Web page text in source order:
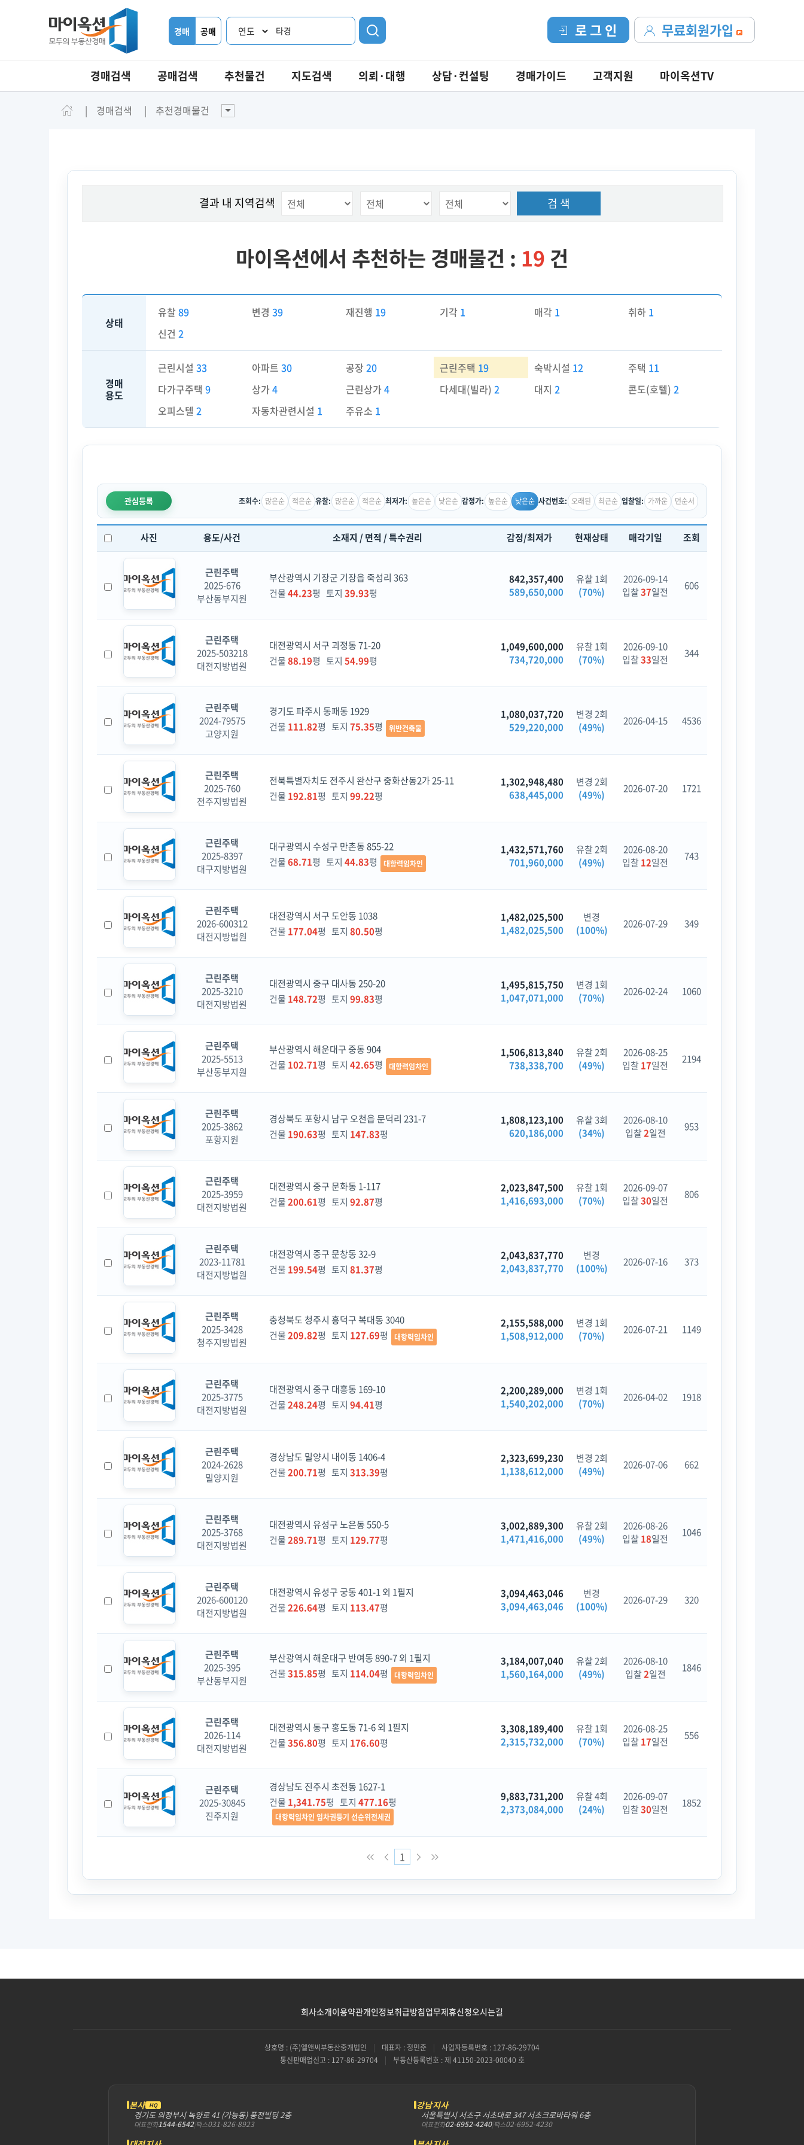
경매 공매 타경 무료회원가입
로 그 인
경매검색 공매검색 추천물건 지도검색 의뢰·대행 상담·컨설팅 경매가이드 고객지원 마이옥션TV
경매검색 추천경매물건
결과 내 지역검색 검 색
마이옥션에서 추천하는 경매물건 : 19 건
상태
유찰 89 변경39 재진행 19 기각 1 매각 1 취하 1
신건 2
경매
용도
근린시설 33 아파트30 공장20 근린주택 19 숙박시설 12 주택 11
다가구주택 9 상가4 근린상가4 다세대(빌라)2 대지 2 콘도(호텔) 2
오피스텔 2 자동차관련시설 1 주유소 1
관심등록 조회수: 많은순 적은순 유찰: 많은순 적은순 최저가: 높은순 낮은순 감정가: 높은순 낮은순 사건번호: 오래된 최근순 입찰일: 가까운 먼순서
사진 용도/사건 소재지 / 면적 / 특수권리 감정/최저가 현재상태 매각기일 조회
근린주택
2025-676
부산동부지원
부산광역시 기장군 기장읍 죽성리 363
건물44.23평 토지 39.93평
842,357,400
589,650,000
유찰 1회
(70%)
2026-09-14
입찰37일전 606
근린주택
2025-503218
대전지방법원
대전광역시 서구 괴정동 71-20
건물88.19평 토지 54.99평
1,049,600,000
734,720,000
유찰 1회
(70%)
2026-09-10
입찰33일전 344
근린주택
2024-79575
고양지원
경기도 파주시 동패동 1929
건물 111.82평 토지 75.35평 위반건축물
1,080,037,720
529,220,000
변경 2회
(49%)
2026-04-15 4536
근린주택
2025-760
전주지방법원
전북특별자치도 전주시 완산구 중화산동2가 25-11
건물 192.81평 토지 99.22평
1,302,948,480
638,445,000
변경 2회
(49%)
2026-07-20 1721
근린주택
2025-8397
대구지방법원
대구광역시 수성구 만촌동 855-22
건물68.71평 토지 44.83평 대항력임차인
1,432,571,760
701,960,000
유찰 2회
(49%)
2026-08-20
입찰12일전 743
근린주택
2026-600312
대전지방법원
대전광역시 서구 도안동 1038
건물 177.04평 토지 80.50평
1,482,025,500
1,482,025,500
변경
(100%)
2026-07-29 349
근린주택
2025-3210
대전지방법원
대전광역시 중구 대사동 250-20
건물 148.72평 토지 99.83평
1,495,815,750
1,047,071,000
변경 1회
(70%)
2026-02-24 1060
근린주택
2025-5513
부산동부지원
부산광역시 해운대구 중동 904
건물 102.71평 토지 42.65평 대항력임차인
1,506,813,840
738,338,700
유찰 2회
(49%)
2026-08-25
입찰17일전 2194
근린주택
2025-3862
포항지원
경상북도 포항시 남구 오천읍 문덕리 231-7
건물 190.63평 토지 147.83평
1,808,123,100
620,186,000
유찰 3회
(34%)
2026-08-10
입찰2일전 953
근린주택
2025-3959
대전지방법원
대전광역시 중구 문화동 1-117
건물200.61평 토지 92.87평
2,023,847,500
1,416,693,000
유찰 1회
(70%)
2026-09-07
입찰30일전 806
근린주택
2023-11781
대전지방법원
대전광역시 중구 문창동 32-9
건물 199.54평 토지 81.37평
2,043,837,770
2,043,837,770
변경
(100%)
2026-07-16 373
근린주택
2025-3428
청주지방법원
충청북도 청주시 흥덕구 복대동 3040
건물209.82평 토지 127.69평 대항력임차인
2,155,588,000
1,508,912,000
변경 1회
(70%)
2026-07-21 1149
근린주택
2025-3775
대전지방법원
대전광역시 중구 대흥동 169-10
건물248.24평 토지 94.41평
2,200,289,000
1,540,202,000
변경 1회
(70%)
2026-04-02 1918
근린주택
2024-2628
밀양지원
경상남도 밀양시 내이동 1406-4
건물200.71평 토지 313.39평
2,323,699,230
1,138,612,000
변경 2회
(49%)
2026-07-06 662
근린주택
2025-3768
대전지방법원
대전광역시 유성구 노은동 550-5
건물289.71평 토지 129.77평
3,002,889,300
1,471,416,000
유찰 2회
(49%)
2026-08-26
입찰18일전 1046
근린주택
2026-600120
대전지방법원
대전광역시 유성구 궁동 401-1 외 1필지
건물226.64평 토지 113.47평
3,094,463,046
3,094,463,046
변경
(100%)
2026-07-29 320
근린주택
2025-395
부산동부지원
부산광역시 해운대구 반여동 890-7 외 1필지
건물315.85평 토지 114.04평 대항력임차인
3,184,007,040
1,560,164,000
유찰 2회
(49%)
2026-08-10
입찰2일전 1846
근린주택
2026-114
대전지방법원
대전광역시 동구 홍도동 71-6 외 1필지
건물356.80평 토지 176.60평
3,308,189,400
2,315,732,000
유찰 1회
(70%)
2026-08-25
입찰17일전 556
근린주택
2025-30845
진주지원
경상남도 진주시 초전동 1627-1
건물 1,341.75평 토지 477.16평
대항력임차인 임차권등기 선순위전세권
9,883,731,200
2,373,084,000
유찰 4회
(24%)
2026-09-07
입찰30일전 1852
1
회사소개이용약관개인정보취급방침업무제휴신청오시는길
상호명 : (주)엘앤씨부동산중개법인 | 대표자 : 정민준 |
사업자등록번호 : 127-86-29704
통신판매업신고 : 127-86-29704
| 부동산등록번호 : 제 41150-2023-00040 호
본사 HQ
경기도 의정부시 녹양로 41 (가능동) 풍전빌딩 2층
대표전화1544-6542|팩스031-826-8923
강남지사
서울특별시 서초구 서초대로 347 서초크로바타워 6층
대표전화02-6952-4240|팩스02-6952-4230